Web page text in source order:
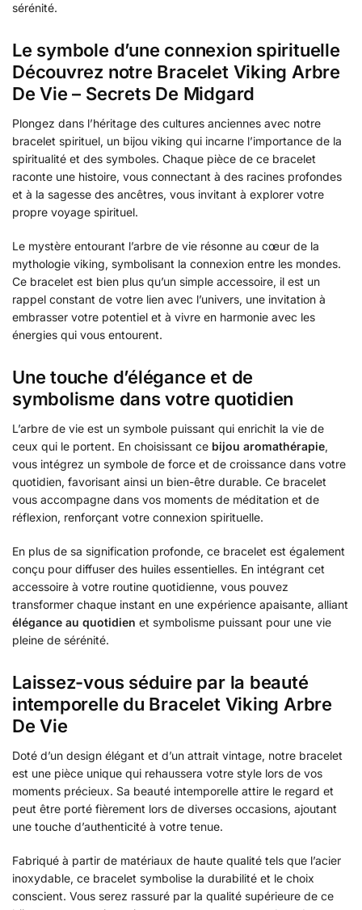
sérénité.
Le symbole d’une connexion spirituelle
Découvrez notre Bracelet Viking Arbre
De Vie – Secrets De Midgard
Plongez dans l’héritage des cultures anciennes avec notre
bracelet spirituel, un bijou viking qui incarne l’importance de la
spiritualité et des symboles. Chaque pièce de ce bracelet
raconte une histoire, vous connectant à des racines profondes
et à la sagesse des ancêtres, vous invitant à explorer votre
propre voyage spirituel.
Le mystère entourant l’arbre de vie résonne au cœur de la
mythologie viking, symbolisant la connexion entre les mondes.
Ce bracelet est bien plus qu’un simple accessoire, il est un
rappel constant de votre lien avec l’univers, une invitation à
embrasser votre potentiel et à vivre en harmonie avec les
énergies qui vous entourent.
Une touche d’élégance et de
symbolisme dans votre quotidien
L’arbre de vie est un symbole puissant qui enrichit la vie de
ceux qui le portent. En choisissant ce bijou aromathérapie,
vous intégrez un symbole de force et de croissance dans votre
quotidien, favorisant ainsi un bien-être durable. Ce bracelet
vous accompagne dans vos moments de méditation et de
réflexion, renforçant votre connexion spirituelle.
En plus de sa signification profonde, ce bracelet est également
conçu pour diffuser des huiles essentielles. En intégrant cet
accessoire à votre routine quotidienne, vous pouvez
transformer chaque instant en une expérience apaisante, alliant
élégance au quotidien et symbolisme puissant pour une vie
pleine de sérénité.
Laissez-vous séduire par la beauté
intemporelle du Bracelet Viking Arbre
De Vie
Doté d’un design élégant et d’un attrait vintage, notre bracelet
est une pièce unique qui rehaussera votre style lors de vos
moments précieux. Sa beauté intemporelle attire le regard et
peut être porté fièrement lors de diverses occasions, ajoutant
une touche d’authenticité à votre tenue.
Fabriqué à partir de matériaux de haute qualité tels que l’acier
inoxydable, ce bracelet symbolise la durabilité et le choix
conscient. Vous serez rassuré par la qualité supérieure de ce